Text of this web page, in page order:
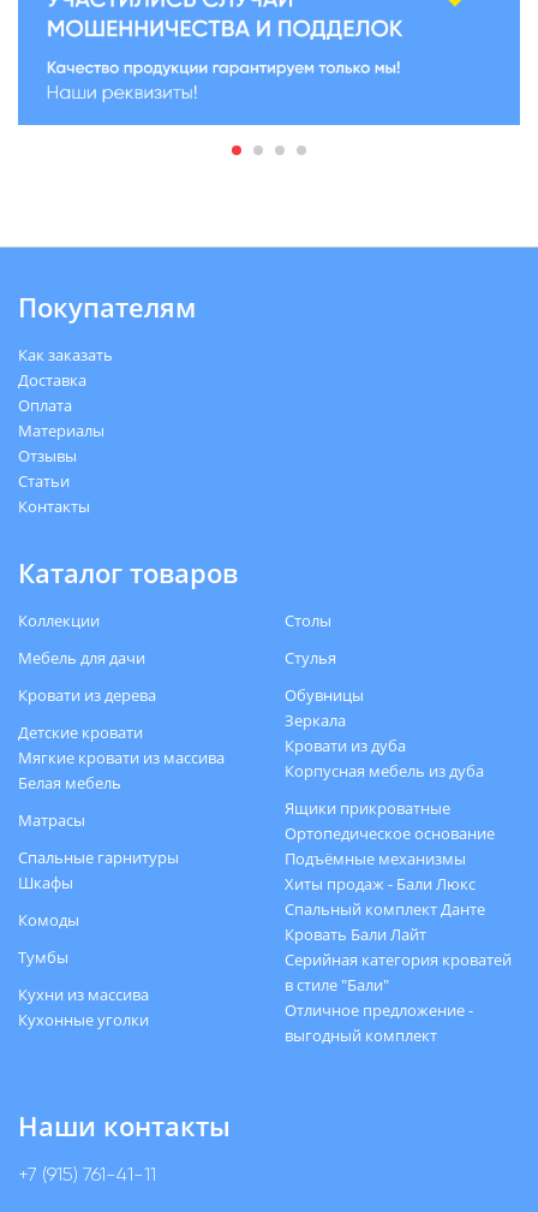
Покупателям
Как заказать
Доставка
Оплата
Материалы
Отзывы
Статьи
Контакты
Каталог товаров
Коллекции
Мебель для дачи
Кровати из дерева
Детские кровати
Мягкие кровати из массива
Белая мебель
Матрасы
Спальные гарнитуры
Шкафы
Комоды
Тумбы
Кухни из массива
Кухонные уголки
Столы
Стулья
Обувницы
Зеркала
Кровати из дуба
Корпусная мебель из дуба
Ящики прикроватные
Ортопедическое основание
Подъёмные механизмы
Хиты продаж - Бали Люкс
Спальный комплект Данте
Кровать Бали Лайт
Серийная категория кроватей
в стиле "Бали"
Отличное предложение -
выгодный комплект
Наши контакты
+7 (915) 761-41-11